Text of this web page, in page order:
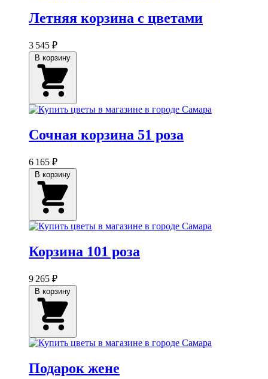
Летняя корзина с цветами
3 545 ₽
Сочная корзина 51 роза
6 165 ₽
Корзина 101 роза
9 265 ₽
Подарок жене